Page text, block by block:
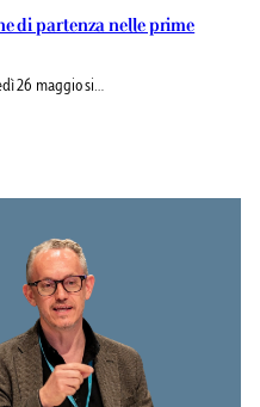
di partenza nelle prime
26 maggio si…